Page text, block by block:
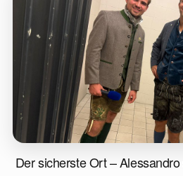
Der sicherste Ort –